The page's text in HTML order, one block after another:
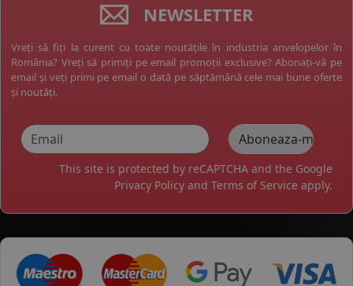
NEWSLETTER
Vreți să fiți la curent cu toate noutățile în industria anvelopelor în
România? Vreți să primiți pe email promoții exclusive? Abonați-vă pe
email și veți primi pe email o dată pe săptămână cele mai bune oferte
și noutăți.
This site is protected by reCAPTCHA and the Google
Privacy Policy and Terms of Service apply.